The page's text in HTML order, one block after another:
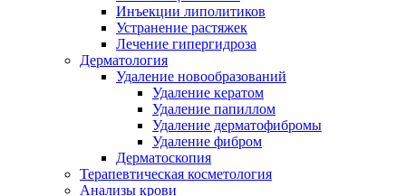
Инъекции липолитиков
Устранение растяжек
Лечение гипергидроза
Дерматология
Удаление новообразований
Удаление кератом
Удаление папиллом
Удаление дерматофибромы
Удаление фибром
Дерматоскопия
Терапевтическая косметология
Анализы крови